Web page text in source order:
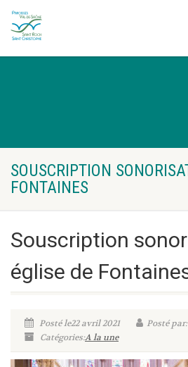
SOUSCRIPTION
FONTAINES
Souscription
église de
Posté le22 avril 2021
Posté
Catégories:A la une